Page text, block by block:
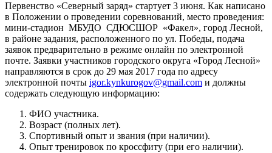
Первенство «Северный заряд» стартует 3 июня. Как написано
в Положении о проведении соревнований, место проведения:
мини-стадион МБУДО СДЮСШОР «Факел», город Лесной,
в районе задания, расположенного по ул. Победы, подача
заявок предварительно в режиме онлайн по электронной
почте. Заявки участников городского округа «Город Лесной»
направляются в срок до 29 мая 2017 года по адресу
электронной почты igor.kynkurogov@gmail.com и должны
содержать следующую информацию:
ФИО участника.
Возраст (полных лет).
Спортивный опыт и звания (при наличии).
Опыт тренировок по кроссфиту (при его наличии).